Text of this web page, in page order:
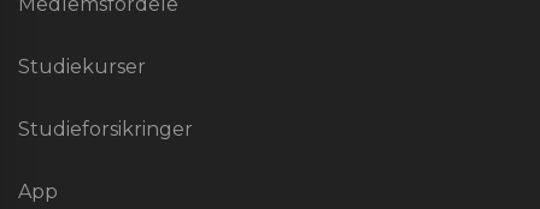
Studiekurser
Studieforsikringer
App